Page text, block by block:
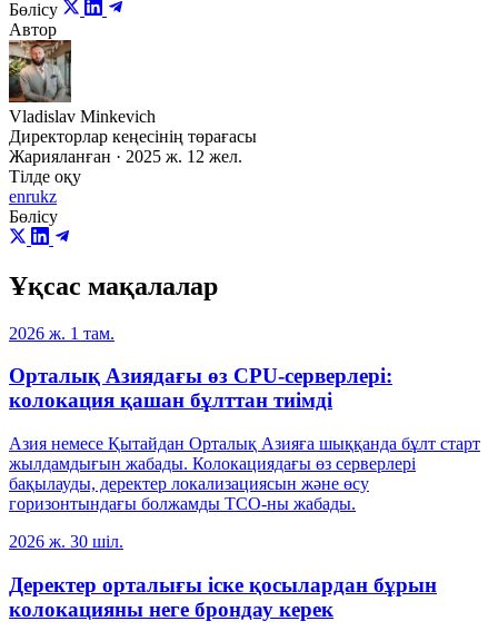
Бөлісу
Автор
Vladislav Minkevich
Директорлар кеңесінің төрағасы
Жарияланған · 2025 ж. 12 жел.
Тілде оқу
enrukz
Бөлісу
Ұқсас мақалалар
2026 ж. 1 там.
Орталық Азиядағы өз CPU-серверлері:
колокация қашан бұлттан тиімді
Азия немесе Қытайдан Орталық Азияға шыққанда бұлт старт
жылдамдығын жабады. Колокациядағы өз серверлері
бақылауды, деректер локализациясын және өсу
горизонтындағы болжамды TCO-ны жабады.
2026 ж. 30 шіл.
Деректер орталығы іске қосылардан бұрын
колокацияны неге брондау керек